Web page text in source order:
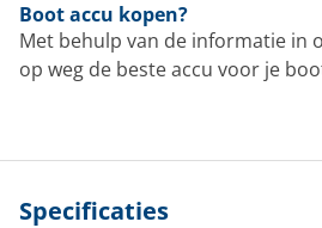
Boot accu kopen?
Met behulp van de informatie in
op weg de beste accu voor je
Specificaties